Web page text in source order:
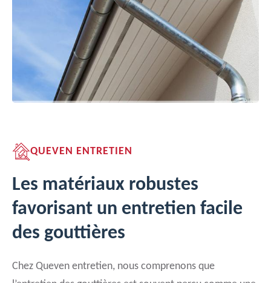
QUEVEN ENTRETIEN
Les matériaux robustes
favorisant un entretien facile
des gouttières
Chez Queven entretien, nous comprenons que